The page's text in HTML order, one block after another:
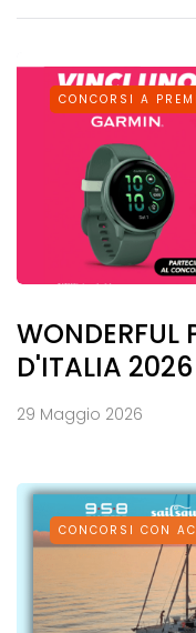
CONCORSI A
WONDERFUL
D'ITALIA 2026
29 Maggio 2026
CONCORSI CON